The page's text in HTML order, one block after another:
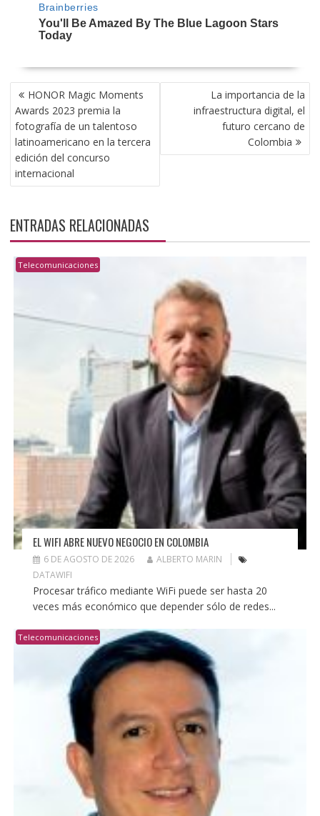
NAVEGACIÓN
DE
ENTRADAS
HONOR Magic Moments
Awards 2023 premia la
fotografía de un talentoso
latinoamericano en la tercera
edición del concurso
internacional
La importancia de la
infraestructura digital, el
futuro cercano de
Colombia
ENTRADAS RELACIONADAS
Telecomunicaciones
EL WIFI ABRE NUEVO NEGOCIO EN COLOMBIA
6 DE AGOSTO DE 2026
ALBERTO MARIN
DATAWIFI
Procesar tráfico mediante WiFi puede ser hasta 20
veces más económico que depender sólo de redes...
Telecomunicaciones